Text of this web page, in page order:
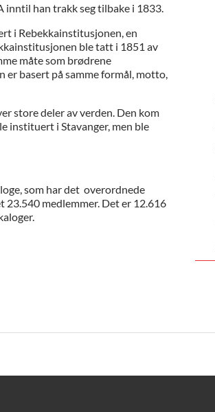
inntil han trakk seg tilbake i 1833.
i Rebekkainstitusjonen, en
ble tatt i 1851 av
måte som brødrene
er basert på samme formål, motto,
store deler av verden. Den kom
instituert i Stavanger, men ble
som har det overordnede
23.540 medlemmer. Det er 12.616